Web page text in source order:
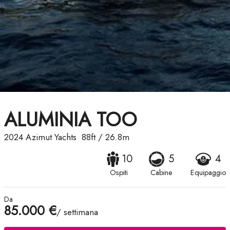
ALUMINIA TOO
2024 Azimut Yachts 88ft/ 26.8m
10
Ospiti
5
Cabine
4
Equipaggio
Da
85.000 €/ settimana